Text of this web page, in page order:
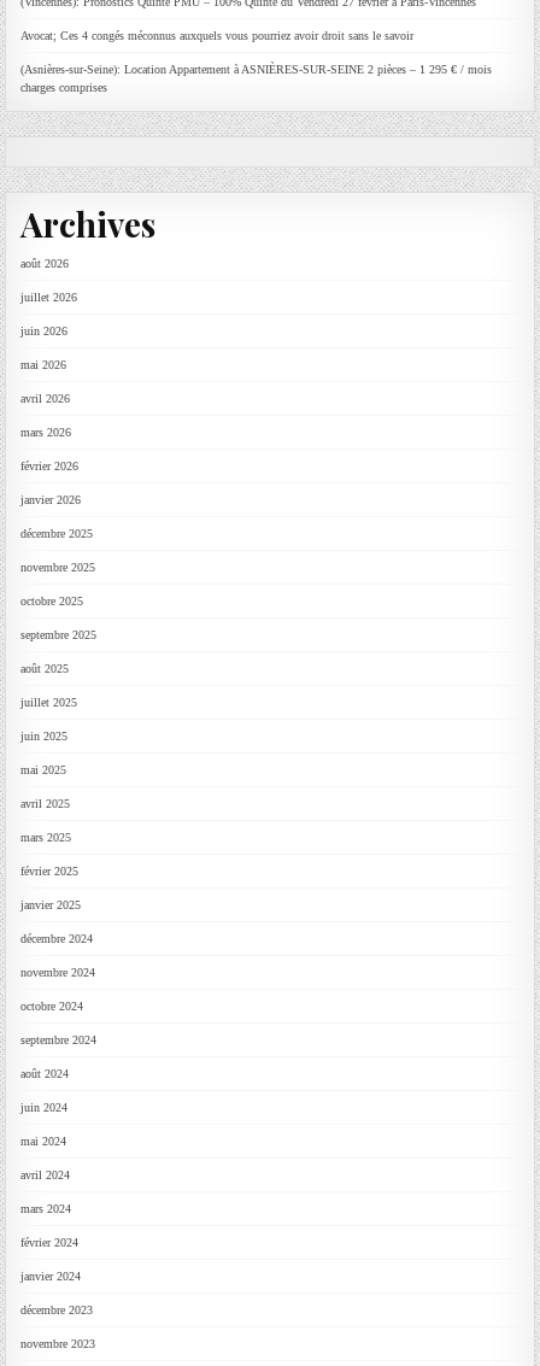
Avocat; Ces 4 congés méconnus auxquels vous pourriez avoir droit sans le savoir
(Asnières-sur-Seine): Location Appartement à ASNIÈRES-SUR-SEINE 2 pièces – 1 295 € / mois
charges comprises
Archives
août 2026
juillet 2026
juin 2026
mai 2026
avril 2026
mars 2026
février 2026
janvier 2026
décembre 2025
novembre 2025
octobre 2025
septembre 2025
août 2025
juillet 2025
juin 2025
mai 2025
avril 2025
mars 2025
février 2025
janvier 2025
décembre 2024
novembre 2024
octobre 2024
septembre 2024
août 2024
juin 2024
mai 2024
avril 2024
mars 2024
février 2024
janvier 2024
décembre 2023
novembre 2023